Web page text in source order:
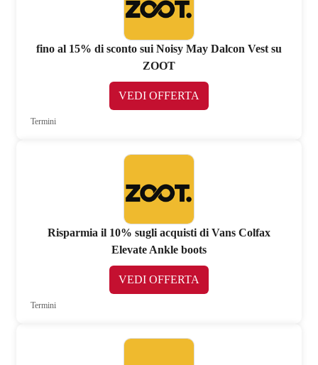
fino al 15% di sconto sui Noisy May Dalcon Vest su
ZOOT
VEDI OFFERTA
Termini
Risparmia il 10% sugli acquisti di Vans Colfax
Elevate Ankle boots
VEDI OFFERTA
Termini